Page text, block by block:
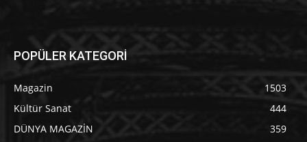
POPÜLER KATEGORİ
Magazin
1503
Kültür Sanat
444
DÜNYA MAGAZİN
359